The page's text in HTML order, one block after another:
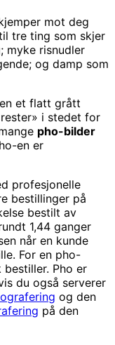
mot deg
tre ting som skjer
myke risnudler
og damp som
et flatt grått
i stedet for
pho-bilder
en er
profesjonelle
bestillinger på
bestilt av
1,44 ganger
når en kunde
For en pho-
Pho er
du også serverer
og den
på den